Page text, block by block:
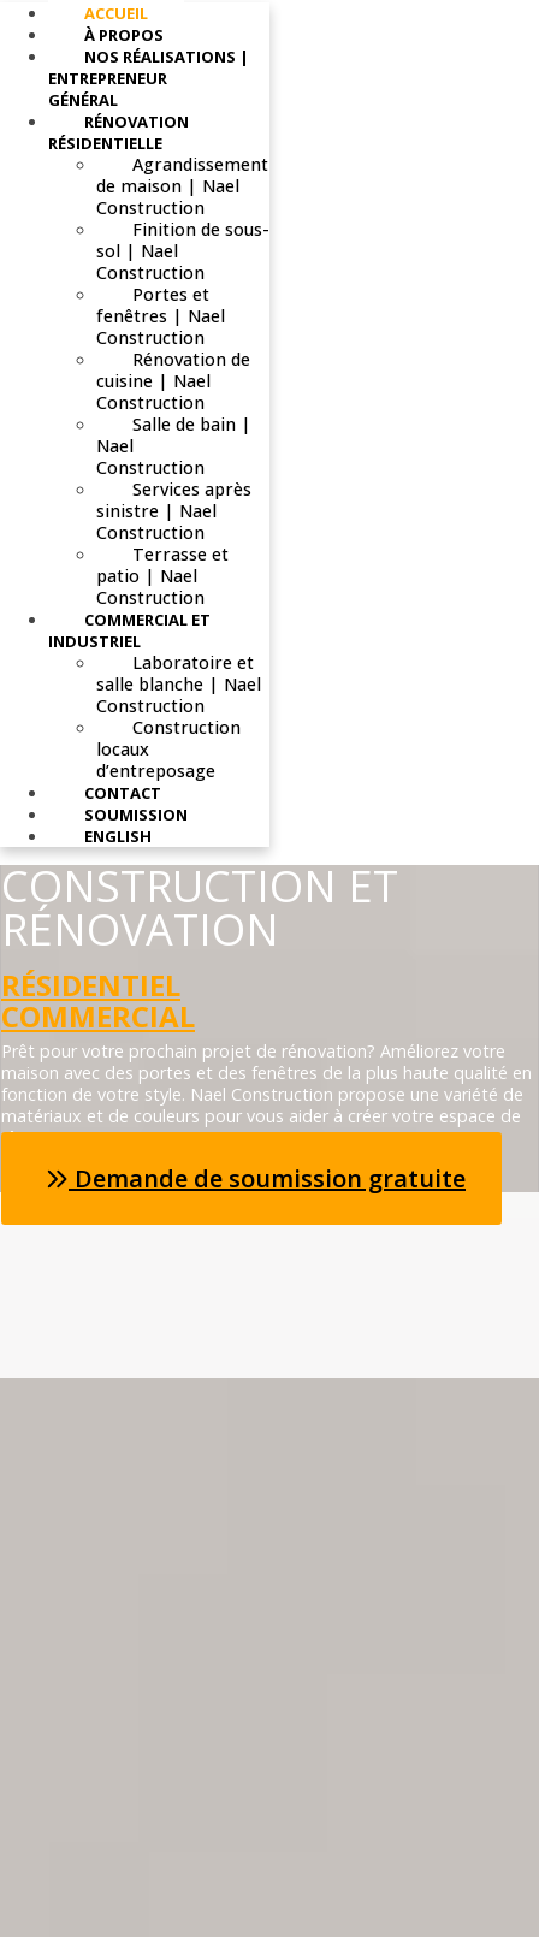
ACCUEIL
À PROPOS
NOS RÉALISATIONS |
ENTREPRENEUR
GÉNÉRAL
RÉNOVATION
RÉSIDENTIELLE
Agrandissement
de maison | Nael
Construction
Finition de sous-
sol | Nael
Construction
Portes et
fenêtres | Nael
Construction
Rénovation de
cuisine | Nael
Construction
Salle de bain |
Nael
Construction
Services après
sinistre | Nael
Construction
Terrasse et
patio | Nael
Construction
COMMERCIAL ET
INDUSTRIEL
Laboratoire et
salle blanche | Nael
Construction
Construction
locaux
d’entreposage
CONTACT
SOUMISSION
ENGLISH
CONSTRUCTION ET
RÉNOVATION
RÉSIDENTIEL
COMMERCIAL
Prêt pour votre prochain projet de rénovation? Améliorez votre
maison avec des portes et des fenêtres de la plus haute qualité en
fonction de votre style. Nael Construction propose une variété de
matériaux et de couleurs pour vous aider à créer votre espace de
rêve.
Demande de soumission gratuite